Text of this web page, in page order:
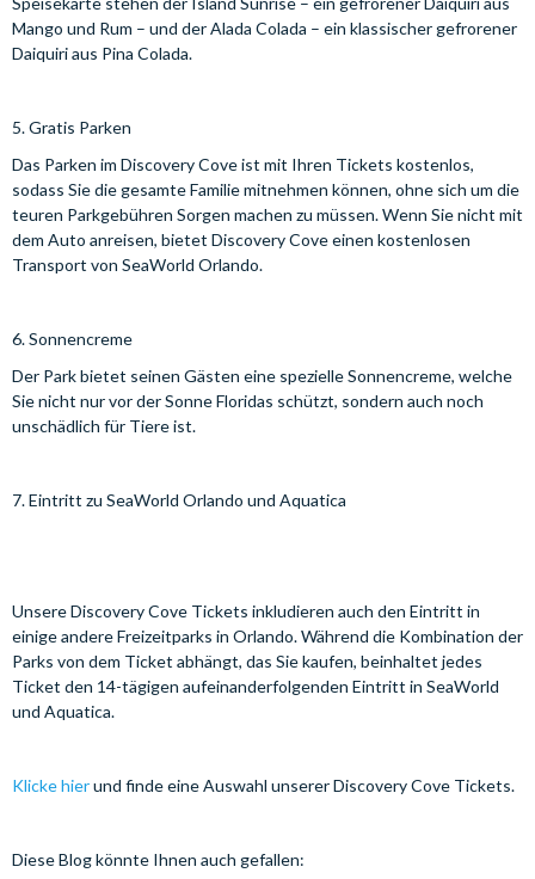
Mango und Rum – und der Alada Colada – ein klassischer gefrorener
Daiquiri aus Pina Colada.
5. Gratis Parken
Das Parken im Discovery Cove ist mit Ihren Tickets kostenlos,
sodass Sie die gesamte Familie mitnehmen können, ohne sich um die
teuren Parkgebühren Sorgen machen zu müssen. Wenn Sie nicht mit
dem Auto anreisen, bietet Discovery Cove einen kostenlosen
Transport von SeaWorld Orlando.
6. Sonnencreme
Der Park bietet seinen Gästen eine spezielle Sonnencreme, welche
Sie nicht nur vor der Sonne Floridas schützt, sondern auch noch
unschädlich für Tiere ist.
7. Eintritt zu SeaWorld Orlando und Aquatica
Unsere Discovery Cove Tickets inkludieren auch den Eintritt in
einige andere Freizeitparks in Orlando. Während die Kombination der
Parks von dem Ticket abhängt, das Sie kaufen, beinhaltet jedes
Ticket den 14-tägigen aufeinanderfolgenden Eintritt in SeaWorld
und Aquatica.
Klicke hierund finde eine Auswahl unserer Discovery Cove Tickets.
Diese Blog könnte Ihnen auch gefallen: